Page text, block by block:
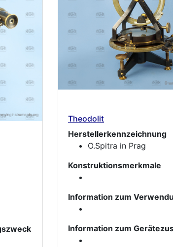
Theodolit
Herstellerkennzeichnung
O.Spitra in Prag
Konstruktionsmerkmale
Information zum
Information zum